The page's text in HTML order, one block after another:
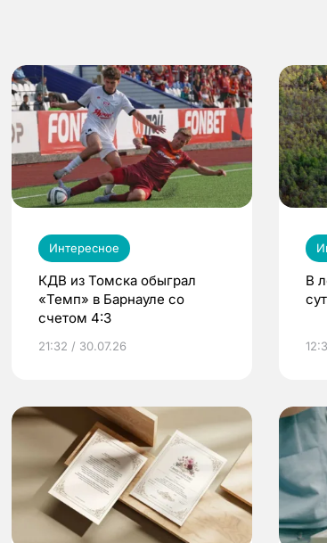
Интересное
КДВ из Томска обыграл
«Темп» в Барнауле со
счетом 4:3
21:32 / 30.07.26
В